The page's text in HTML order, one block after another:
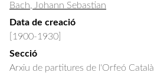
Bach, Johann Sebastian
Data de creació
[1900-1930]
Secció
Arxiu de partitures de l'Orfeó Català